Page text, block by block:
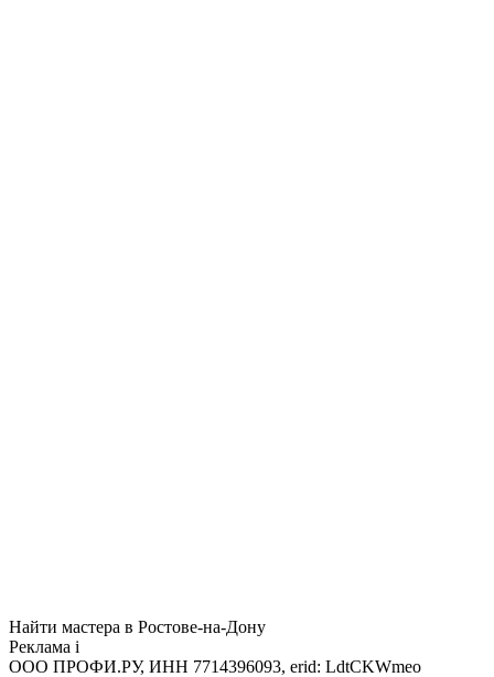
Найти мастера в Ростове-на-Дону
Реклама i
ООО ПРОФИ.РУ, ИНН 7714396093, erid: LdtCKWmeo